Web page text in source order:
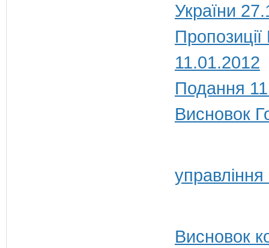
України
11.01.2012
Подання
Висновок
Висновок